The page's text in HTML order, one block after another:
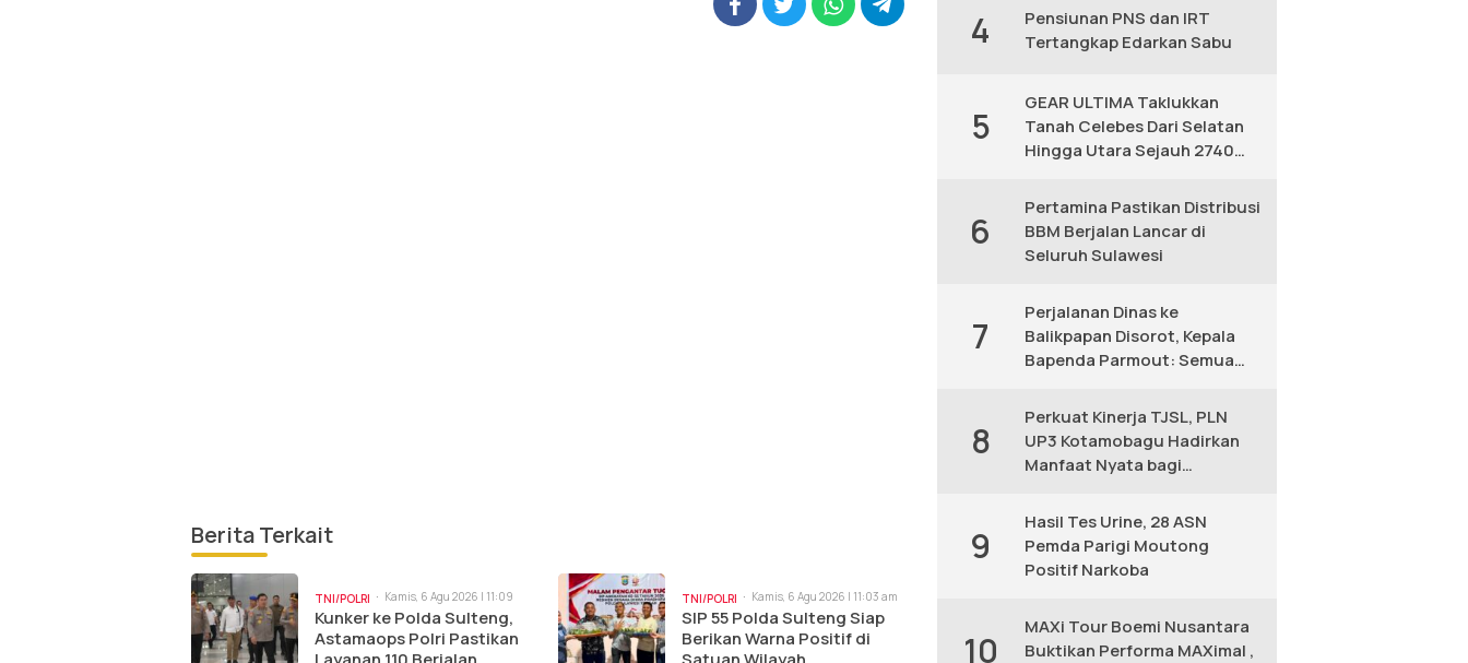
Berita Terkait
TNI/POLRI
Kamis, 6 Agu 2026 | 11:09
am
Kunker ke Polda Sulteng,
Astamaops Polri Pastikan
TNI/POLRI Kamis, 6 Agu 2026 | 11:03 am
SIP 55 Polda Sulteng Siap
Berikan Warna Positif di
4
Pensiunan PNS dan IRT
Tertangkap Edarkan Sabu
5
GEAR ULTIMA Taklukkan
Tanah Celebes Dari Selatan
Hingga Utara Sejauh 2740
6
Pertamina Pastikan Distribusi
BBM Berjalan Lancar di
Seluruh Sulawesi
7
Perjalanan Dinas ke
Balikpapan Disorot, Kepala
Bapenda Parmout: Semua
8
Perkuat Kinerja TJSL, PLN
UP3 Kotamobagu Hadirkan
Manfaat Nyata bagi
9
Hasil Tes Urine, 28 ASN
Pemda Parigi Moutong
Positif Narkoba
10
MAXi Tour Boemi Nusantara
Buktikan Performa MAXimal ,